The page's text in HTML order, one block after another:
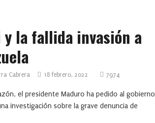
y la fallida invasión a
Cabrera 18 febrero, 2022 7974
el presidente Maduro ha pedido al gobierno
investigación sobre la grave denuncia de